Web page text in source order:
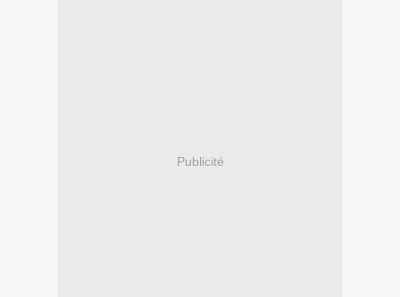
Publicité